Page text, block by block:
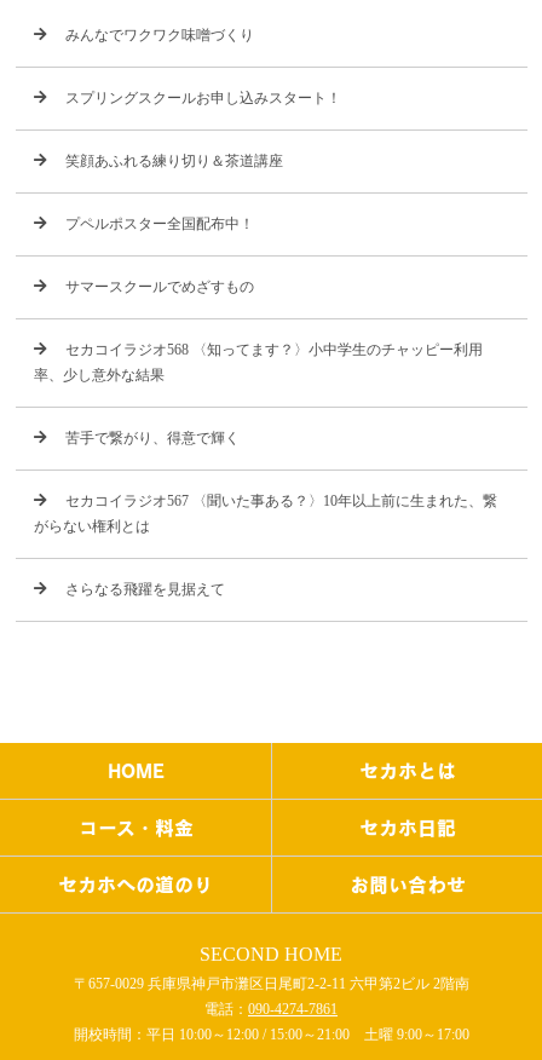
みんなでワクワク味噌づくり
スプリングスクールお申し込みスタート！
笑顔あふれる練り切り＆茶道講座
プペルポスター全国配布中！
サマースクールでめざすもの
セカコイラジオ568 〈知ってます？〉小中学生のチャッピー利用
率、少し意外な結果
苦手で繋がり、得意で輝く
セカコイラジオ567 〈聞いた事ある？〉10年以上前に生まれた、繋
がらない権利とは
さらなる飛躍を見据えて
HOME セカホとは
コース・料金 セカホ日記
セカホへの道のり お問い合わせ
SECOND HOME
〒657-0029 兵庫県神戸市灘区日尾町2-2-11 六甲第2ビル 2階南
電話： 090-4274-7861
開校時間：平日 10:00～12:00 / 15:00～21:00 土曜 9:00～17:00